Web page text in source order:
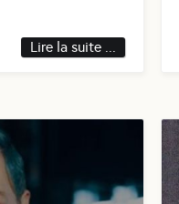
Lire la suite ...